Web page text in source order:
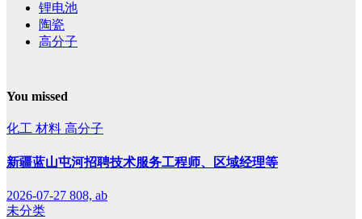
锂电池
陶瓷
高分子
You missed
化工 材料 高分子
新疆蓝山屯河招聘技术服务工程师、区域经理等
2026-07-27 808, ab
未分类